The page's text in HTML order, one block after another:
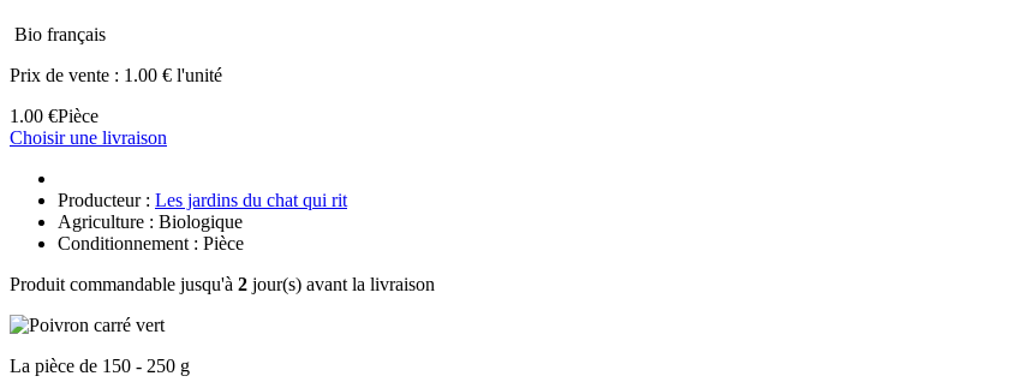
Bio français
Prix de vente : 1.00 € l'unité
1.00 €Pièce
Choisir une livraison
Producteur : Les jardins du chat qui rit
Agriculture : Biologique
Conditionnement : Pièce
Produit commandable jusqu'à 2 jour(s) avant la livraison
La pièce de 150 - 250 g